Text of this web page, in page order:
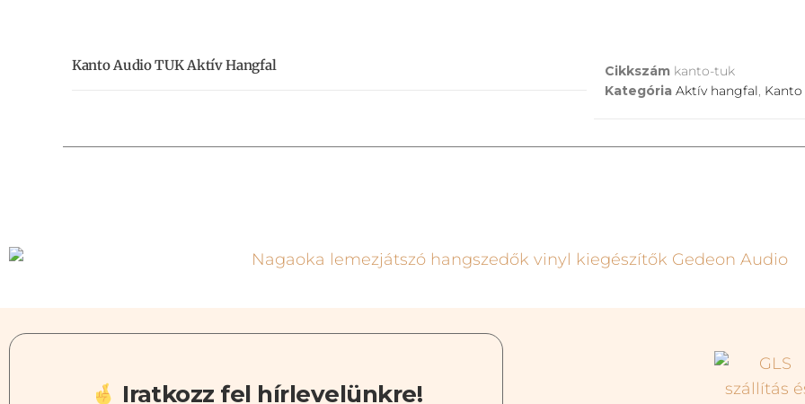
Kanto Audio TUK Aktív Hangfal Cikkszám kanto-tuk
Kategória Aktív hangfal Kanto
Iratkozz fel hírlevelünkre!